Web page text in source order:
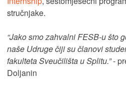
stručnjake.
“Jako smo zahvalni FESB-u što
naše Udruge čiji su članovi
fakulteta Sveučilišta u Splitu.”-
Doljanin